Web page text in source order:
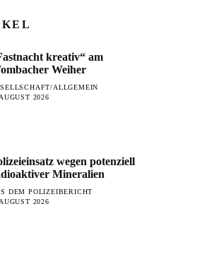
kreativ“ am
Weiher
ALLGEMEIN
2026
wegen potenziell
Mineralien
DEM POLIZEIBERICHT
2026